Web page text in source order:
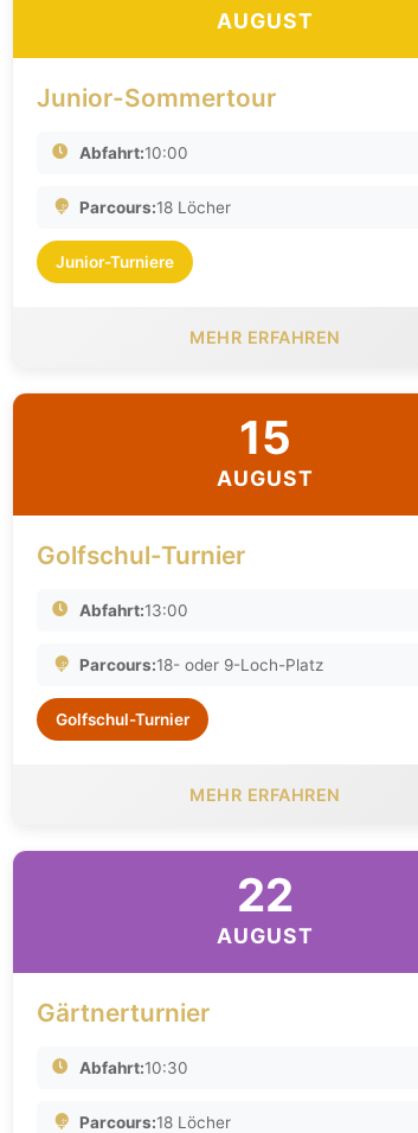
AUGUST
Junior-Sommertour
Abfahrt:10:00
Parcours:18 Löcher
Junior-Turniere
MEHR ERFAHREN
15
AUGUST
Golfschul-Turnier
Abfahrt:13:00
Parcours:18- oder 9-Loch-Platz
Golfschul-Turnier
MEHR ERFAHREN
22
AUGUST
Gärtnerturnier
Abfahrt:10:30
Parcours:18 Löcher